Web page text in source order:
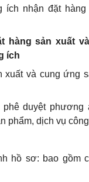
ích nhận đặt
hàng sản xuất
ích
xuất và cung ứng
duyệt phương
phẩm, dịch vụ
hồ sơ: bao gồm